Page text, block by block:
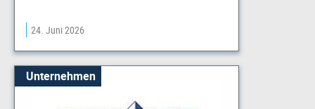
24. Juni 2026
Unternehmen